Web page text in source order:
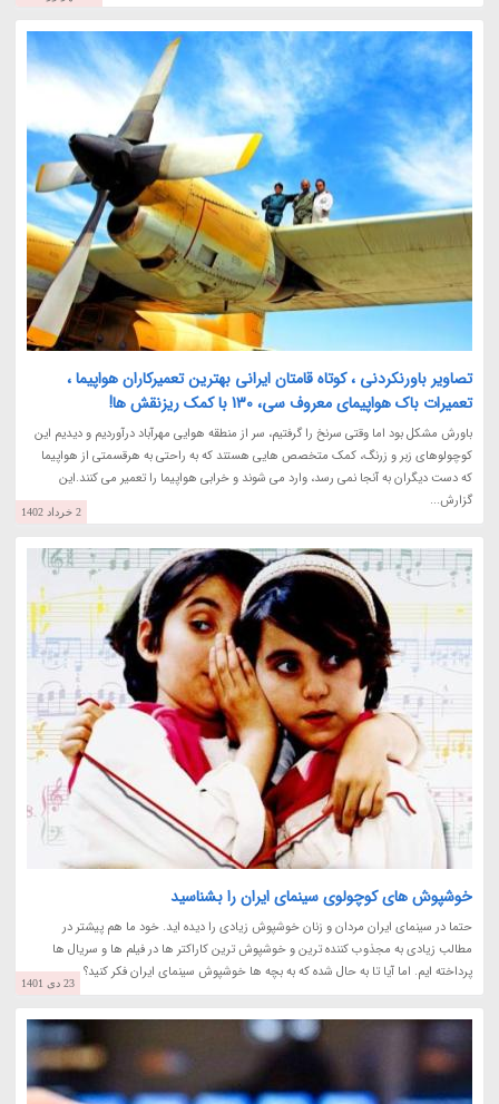
تصاویر باورنکردنی ، کوتاه قامتان ایرانی بهترین تعمیرکاران هواپیما ،
تعمیرات باک هواپیمای معروف سی، 130 با کمک ریزنقش ها!
باورش مشکل بود اما وقتی سرنخ را گرفتیم، سر از منطقه هوایی مهرآباد درآوردیم و دیدیم این
کوچولوهای زبر و زرنگ، کمک متخصص هایی هستند که به راحتی به هرقسمتی از هواپیما
که دست دیگران به آنجا نمی رسد، وارد می شوند و خرابی هواپیما را تعمیر می کنند.این
گزارش...
2 خرداد 1402
خوشپوش های کوچولوی سینمای ایران را بشناسید
حتما در سینمای ایران مردان و زنان خوشپوش زیادی را دیده اید. خود ما هم پیشتر در
مطالب زیادی به مجذوب کننده ترین و خوشپوش ترین کاراکتر ها در فیلم ها و سریال ها
پرداخته ایم. اما آیا تا به حال شده که به بچه ها خوشپوش سینمای ایران فکر کنید؟
23 دی 1401